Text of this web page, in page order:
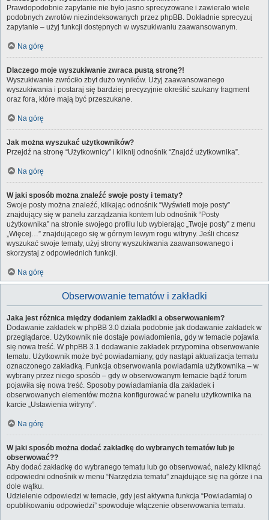
Prawdopodobnie zapytanie nie było jasno sprecyzowane i zawierało wiele
podobnych zwrotów niezindeksowanych przez phpBB. Dokładnie sprecyzuj
zapytanie – użyj funkcji dostępnych w wyszukiwaniu zaawansowanym.
Na górę
Dlaczego moje wyszukiwanie zwraca pustą stronę?!
Wyszukiwanie zwróciło zbyt dużo wyników. Użyj zaawansowanego
wyszukiwania i postaraj się bardziej precyzyjnie określić szukany fragment
oraz fora, które mają być przeszukane.
Na górę
Jak można wyszukać użytkowników?
Przejdź na stronę “Użytkownicy” i kliknij odnośnik “Znajdź użytkownika”.
Na górę
W jaki sposób można znaleźć swoje posty i tematy?
Swoje posty można znaleźć, klikając odnośnik “Wyświetl moje posty”
znajdujący się w panelu zarządzania kontem lub odnośnik “Posty
użytkownika” na stronie swojego profilu lub wybierając „Twoje posty” z menu
„Więcej…” znajdującego się w górnym lewym rogu witryny. Jeśli chcesz
wyszukać swoje tematy, użyj strony wyszukiwania zaawansowanego i
skorzystaj z odpowiednich funkcji.
Na górę
Obserwowanie tematów i zakładki
Jaka jest różnica między dodaniem zakładki a obserwowaniem?
Dodawanie zakładek w phpBB 3.0 działa podobnie jak dodawanie zakładek w
przeglądarce. Użytkownik nie dostaje powiadomienia, gdy w temacie pojawia
się nowa treść. W phpBB 3.1 dodawanie zakładek przypomina obserwowanie
tematu. Użytkownik może być powiadamiany, gdy nastąpi aktualizacja tematu
oznaczonego zakładką. Funkcja obserwowania powiadamia użytkownika – w
wybrany przez niego sposób – gdy w obserwowanym temacie bądź forum
pojawiła się nowa treść. Sposoby powiadamiania dla zakładek i
obserwowanych elementów można konfigurować w panelu użytkownika na
karcie „Ustawienia witryny”.
Na górę
W jaki sposób można dodać zakładkę do wybranych tematów lub je
obserwować??
Aby dodać zakładkę do wybranego tematu lub go obserwować, należy kliknąć
odpowiedni odnośnik w menu “Narzędzia tematu” znajdujące się na górze i na
dole wątku.
Udzielenie odpowiedzi w temacie, gdy jest aktywna funkcja “Powiadamiaj o
opublikowaniu odpowiedzi” spowoduje włączenie obserwowania tematu.